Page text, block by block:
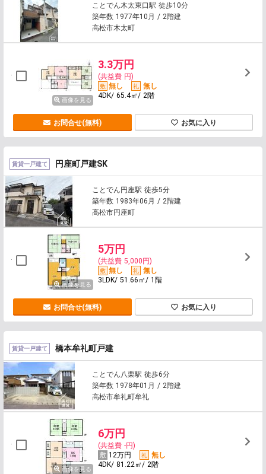
ことでん木太東口駅 徒歩10分
築年数 1977年10月 / 2階建
高松市木太町
画像を見る
3.3万円
(共益費 円)
無し
無し
4DK/ 65.4㎡/ 2階
お問合せ(無料) お気に入り
賃貸一戸建て 円座町戸建SK
ことでん円座駅 徒歩5分
築年数 1983年06月 / 2階建
高松市円座町
画像を見る
5万円
(共益費 5,000円)
無し
無し
3LDK/ 51.66㎡/ 1階
お問合せ(無料) お気に入り
賃貸一戸建て 橋本牟礼町戸建
ことでん八栗駅 徒歩6分
築年数 1978年01月 / 2階建
高松市牟礼町牟礼
画像を見る
6万円
(共益費 -円)
12万円
無し
4DK/ 81.22㎡/ 2階